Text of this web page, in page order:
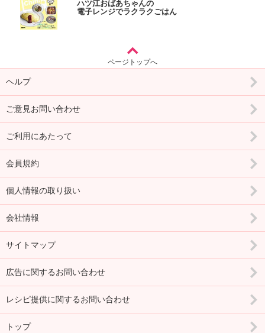
ハツ江おばあちゃんの
電子レンジでラクラクごはん
ページトップへ
ヘルプ
ご意見お問い合わせ
ご利用にあたって
会員規約
個人情報の取り扱い
会社情報
サイトマップ
広告に関するお問い合わせ
レシピ提供に関するお問い合わせ
トップ